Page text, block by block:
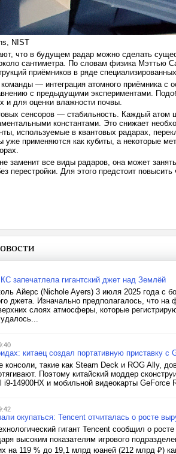
NIST
что в будущем радар можно сделать
сантиметра. По словам физика Мэттью
приёмников в ряде
— интеграция атомного приёмника с
с предыдущими экспериментами.
и для оценки влажности почвы.
сенсоров — стабильность. Каждый атом
константами. Это снижает
используемые в квантовых радарах,
уже применяются как кубиты, а некоторые
заменит все виды радаров, она может
перестройки. Для этого предстоит
запечатлела гигантский джет над Землёй
Айерс (Nichole Ayers) 3 июля 2025 года с
джета. Изначально предполагалось, что
слоях атмосферы, которые
китаец создал портативную приставку
консоли, такие как Steam Deck и ROG Ally,
Поэтому китайский моддер
i9-14900HX и мобильной видеокарты GeForce
окупаться: Tencent отчиталась о росте
гигант Tencent сообщил о
высоким показателям игрового
на 119 % до 19,1 млрд юаней (212 млрд ₽)